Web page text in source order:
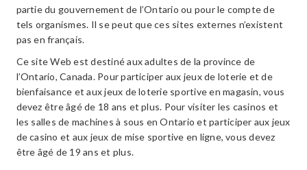
partie du gouvernement de l’Ontario ou pour le compte de
tels organismes. Il se peut que ces sites externes n’existent
pas en français.
Ce site Web est destiné aux adultes de la province de
l’Ontario, Canada. Pour participer aux jeux de loterie et de
bienfaisance et aux jeux de loterie sportive en magasin, vous
devez être âgé de 18 ans et plus. Pour visiter les casinos et
les salles de machines à sous en Ontario et participer aux jeux
de casino et aux jeux de mise sportive en ligne, vous devez
être âgé de 19 ans et plus.